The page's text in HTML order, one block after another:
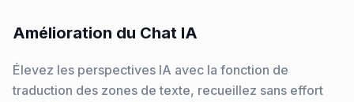
Amélioration du Chat IA
Élevez les perspectives IA avec la fonction de
traduction des zones de texte, recueillez sans effort